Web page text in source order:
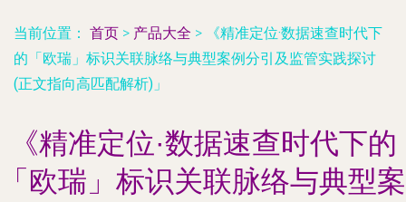
当前位置： 首页 > 产品大全 >
《精准定位·数据速查时代下
的「欧瑞」标识关联脉络与典型案例分引及监管实践探讨
(正文指向高匹配解析)」
《精准定位·数据速查时代下的
「欧瑞」标识关联脉络与典型案